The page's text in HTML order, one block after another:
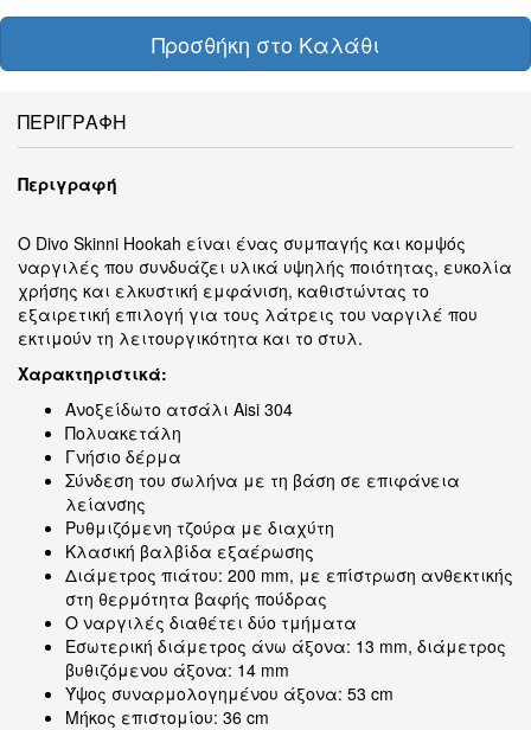
Προσθήκη στο Καλάθι
ΠΕΡΙΓΡΑΦΗ
Περιγραφή
Ο Divo Skinni Hookah είναι ένας συμπαγής και κομψός
ναργιλές που συνδυάζει υλικά υψηλής ποιότητας, ευκολία
χρήσης και ελκυστική εμφάνιση, καθιστώντας το
εξαιρετική επιλογή για τους λάτρεις του ναργιλέ που
εκτιμούν τη λειτουργικότητα και το στυλ.
Χαρακτηριστικά:
Ανοξείδωτο ατσάλι Aisi 304
Πολυακετάλη
Γνήσιο δέρμα
Σύνδεση του σωλήνα με τη βάση σε επιφάνεια
λείανσης
Ρυθμιζόμενη τζούρα με διαχύτη
Κλασική βαλβίδα εξαέρωσης
Διάμετρος πιάτου: 200 mm, με επίστρωση ανθεκτικής
στη θερμότητα βαφής πούδρας
Ο ναργιλές διαθέτει δύο τμήματα
Εσωτερική διάμετρος άνω άξονα: 13 mm, διάμετρος
βυθιζόμενου άξονα: 14 mm
Ύψος συναρμολογημένου άξονα: 53 cm
Μήκος επιστομίου: 36 cm